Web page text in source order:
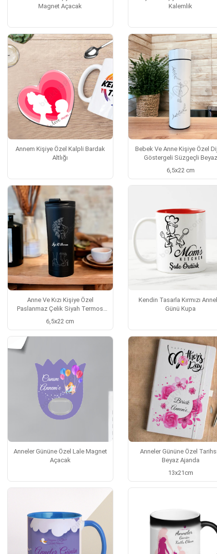
Magnet Açacak
Kalemlik
Annem Kişiye Özel Kalpli Bardak
Altlığı
Bebek Ve Anne Kişiye Özel
Göstergeli Süzgeçli Beyaz
6,5x22 cm
Anne Ve Kızı Kişiye Özel
Paslanmaz Çelik Siyah Termos
500Ml
6,5x22 cm
Kendin Tasarla Kırmızı
Günü Kupa
Anneler Gününe Özel Lale Magnet
Açacak
Anneler Gününe Özel
Beyaz Ajanda
13x21cm